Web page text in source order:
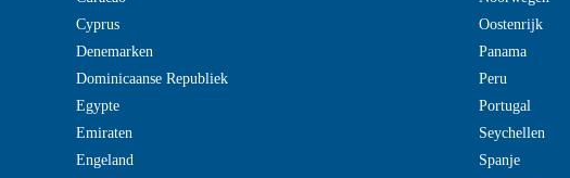
Cyprus
Denemarken
Dominicaanse Republiek
Egypte
Emiraten
Engeland
Oostenrijk
Panama
Peru
Portugal
Seychellen
Spanje